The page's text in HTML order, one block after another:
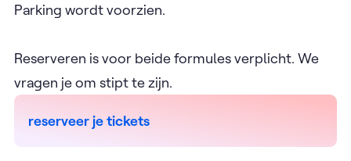
Parking wordt voorzien.
Reserveren is voor beide formules verplicht. We
vragen je om stipt te zijn.
reserveer je tickets